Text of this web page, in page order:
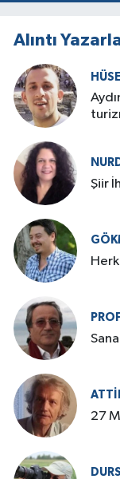
Alıntı
27